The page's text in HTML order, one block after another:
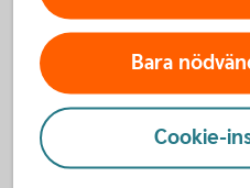
Kontrollera
tjänstepensionen
Arbetsgivare får göra
Bara
Cookie-